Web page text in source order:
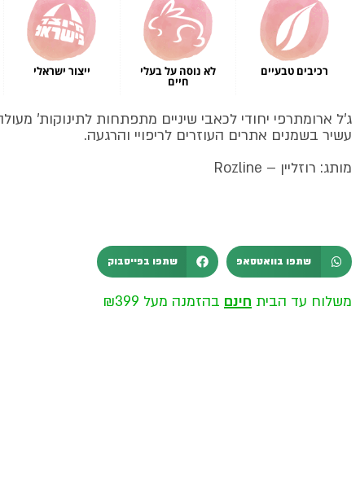
רכיבים טבעיים לא נוסה על בעלי
חיים
ייצור ישראלי
ג'ל ארומתרפי יחודי לכאבי שיניים מתפתחות לתינוקות'
עשיר בשמנים אתרים העוזרים לריפויי והרגעה.
מותג: רוזליין – Rozline
שתפו בוואטסאפ שתפו בפייסבוק
משלוח עד הבית חינם בהזמנה מעל ₪399